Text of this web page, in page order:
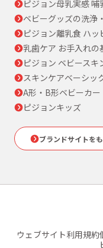
ピジョン母乳実感 哺
ベビーグッズの洗浄
ピジョン離乳食 ハッ
乳歯ケア お手入れの
ピジョン ベビースキ
スキンケアベーシッ
A形・B形ベビーカー
ピジョンキッズ
ブランドサイトを
ウェブサイト利用規約